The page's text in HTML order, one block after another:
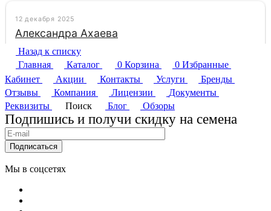
Назад к списку
Главная
Каталог 0 Корзина 0 Избранные
Кабинет
Акции Контакты Услуги
Бренды
Отзывы
Компания Лицензии
Документы
Реквизиты
Поиск Блог Обзоры
Подпишись и получи скидку на семена
Подписаться
Мы в соцсетях